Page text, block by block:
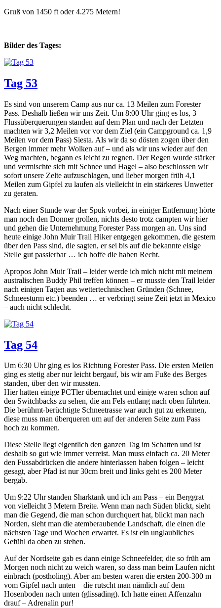
Gruß von 1450 ft oder 4.275 Metern!
Bilder des Tages:
Tag 53
Es sind von unserem Camp aus nur ca. 13 Meilen zum Forester
Pass. Deshalb ließen wir uns Zeit. Um 8:00 Uhr ging es los, 3
Flussüberquerungen standen auf dem Plan und nach der Letzten
machten wir 3,2 Meilen vor vor dem Ziel (ein Campground ca. 1,9
Meilen vor dem Pass) Siesta. Als wir da so dösten zogen über den
Bergen immer mehr Wolken auf – und als wir uns wieder auf den
Weg machten, begann es leicht zu regnen. Der Regen wurde stärker
und vermischte sich mit Schnee und Hagel – also beschlossen wir
sofort unsere Zelte aufzuschlagen, und lieber morgen früh 4,1
Meilen zum Gipfel zu laufen als vielleicht in ein stärkeres Unwetter
zu geraten.
Nach einer Stunde war der Spuk vorbei, in einiger Entfernung hörte
man noch den Donner grollen, nichts desto trotz campten wir hier
und gehen die Unternehmung Forester Pass morgen an. Uns sind
heute einige John Muir Trail Hiker entgegen gekommen, die gestern
über den Pass sind, die sagten, er sei bis auf die bekannte eisige
Stelle gut passierbar … ich hoffe die haben Recht.
Apropos John Muir Trail – leider werde ich mich nicht mit meinem
australischen Buddy Phil treffen können – er musste den Trail leider
nach einigen Tagen aus wettertechnischen Gründen (Schnee,
Schneesturm etc.) beenden … er verbringt seine Zeit jetzt in Mexico
– auch nicht schlecht.
Tag 54
Um 6:30 Uhr ging es los Richtung Forester Pass. Die ersten Meilen
ging es stetig aber nur leicht bergauf, bis wir am Fuße des Berges
standen, über den wir mussten.
Hier hatten einige PCTler übernachtet und einige waren schon auf
den Switchbacks zu sehen, die am Fels entlang nach oben führten.
Die berühmt-berüchtigte Schneetrasse war auch gut zu erkennen,
diese muss man überqueren um auf der anderen Seite zum Pass
hoch zu kommen.
Diese Stelle liegt eigentlich den ganzen Tag im Schatten und ist
deshalb so gut wie immer verreist. Man muss einfach ca. 20 Meter
den Fussabdrücken die andere hinterlassen haben folgen – leicht
gesagt, aber Pfad ist nur 30cm breit und links geht es 200 Meter
bergab.
Um 9:22 Uhr standen Sharktank und ich am Pass – ein Berggrat
von vielleicht 3 Metern Breite. Wenn man nach Süden blickt, sieht
man die Gegend, die man schon durchquert hat, blickt man nach
Norden, sieht man die atemberaubende Landschaft, die einen die
nächsten Tage und Wochen erwartet. Es ist ein unglaubliches
Gefühl da oben zu stehen.
Auf der Nordseite gab es dann einige Schneefelder, die so früh am
Morgen noch nicht zu weich waren, so dass man beim Laufen nicht
einbrach (postholing). Aber am besten waren die ersten 200-300 m
vom Gipfel nach unten – die rutscht man nämlich auf dem
Hosenboden nach unten (glissading). Ich hatte einen Affenzahn
drauf – Adrenalin pur!